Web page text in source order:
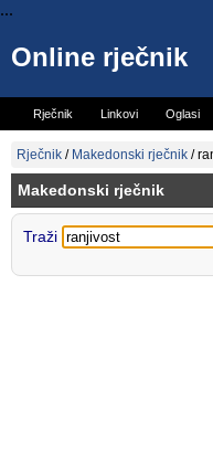
...
Online rječnik
Rječnik Linkovi Oglasi
Vicevi
Rječnik / Makedonski rječnik /
Makedonski rječnik
Traži